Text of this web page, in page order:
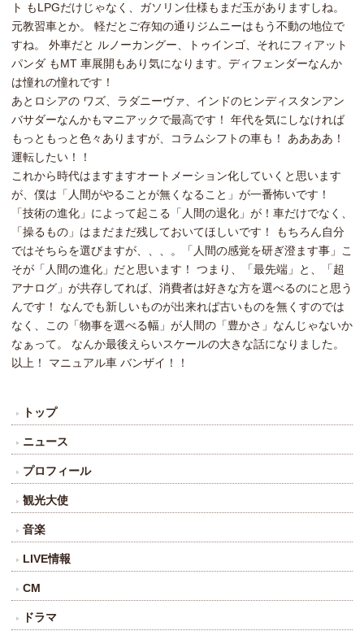
ト もLPGだけじゃなく、ガソリン仕様もまだ玉がありますしね。
元教習車とか。 軽だとご存知の通りジムニーはもう不動の地位で
すね。 外車だと ルノーカングー、トゥインゴ、それにフィアット
パンダ もMT 車展開もあり気になります。ディフェンダーなんか
は憧れの憧れです！
あとロシアの ワズ、ラダニーヴァ、インドのヒンディスタンアン
バサダーなんかもマニアックで最高です！ 年代を気にしなければ
もっともっと色々ありますが、コラムシフトの車も！ ああああ！
運転したい！！
これから時代はますますオートメーション化していくと思います
が、僕は「人間がやることが無くなること」が一番怖いです！
「技術の進化」によって起こる「人間の退化」が！車だけでなく、
「操るもの」はまだまだ残しておいてほしいです！ もちろん自分
ではそちらを選びますが、、、。「人間の感覚を研ぎ澄ます事」こ
そが「人間の進化」だと思います！ つまり、「最先端」と、「超
アナログ」が共存してれば、消費者は好きな方を選べるのにと思う
んです！ なんでも新しいものが出来れば古いものを無くすのでは
なく、この「物事を選べる幅」が人間の「豊かさ」なんじゃないか
なぁって。 なんか最後えらいスケールの大きな話になりました。
以上！ マニュアル車 バンザイ！！
トップ
ニュース
プロフィール
観光大使
音楽
LIVE情報
CM
ドラマ